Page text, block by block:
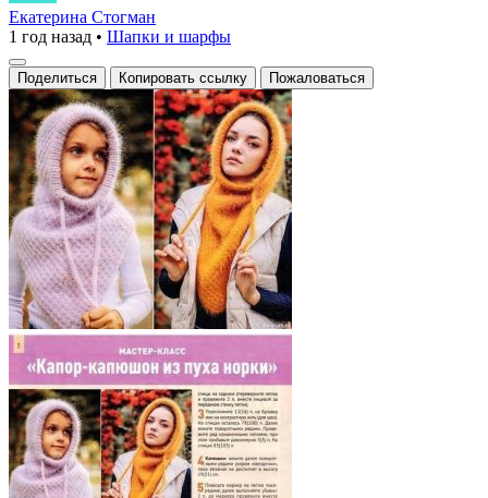
капоры
из
пушистого
мохера
с
удлинённой
формой
Екатерина Стогман
1 год назад • Шапки и шарфы
Поделиться Копировать ссылку Пожаловаться